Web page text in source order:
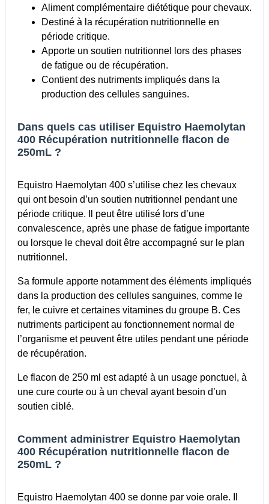
Aliment complémentaire diététique pour chevaux.
Destiné à la récupération nutritionnelle en
période critique.
Apporte un soutien nutritionnel lors des phases
de fatigue ou de récupération.
Contient des nutriments impliqués dans la
production des cellules sanguines.
Dans quels cas utiliser Equistro Haemolytan
400 Récupération nutritionnelle flacon de
250mL ?
Equistro Haemolytan 400 s’utilise chez les chevaux
qui ont besoin d’un soutien nutritionnel pendant une
période critique. Il peut être utilisé lors d’une
convalescence, après une phase de fatigue importante
ou lorsque le cheval doit être accompagné sur le plan
nutritionnel.
Sa formule apporte notamment des éléments impliqués
dans la production des cellules sanguines, comme le
fer, le cuivre et certaines vitamines du groupe B. Ces
nutriments participent au fonctionnement normal de
l’organisme et peuvent être utiles pendant une période
de récupération.
Le flacon de 250 ml est adapté à un usage ponctuel, à
une cure courte ou à un cheval ayant besoin d’un
soutien ciblé.
Comment administrer Equistro Haemolytan
400 Récupération nutritionnelle flacon de
250mL ?
Equistro Haemolytan 400 se donne par voie orale. Il